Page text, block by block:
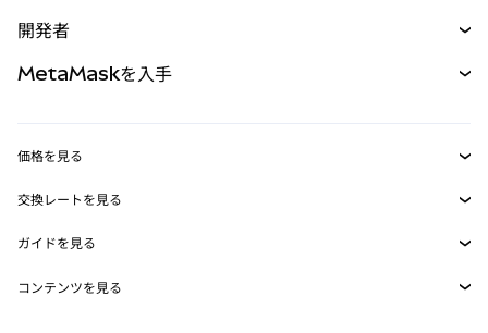
パーペチュアル
RWA
開発者
MetaMask Connect
Snaps
Web3サービス
MetaMaskを入手
セキュリティ
サポート
価格を見る
イーサリアムの価格
Solanaの価格
交換レートを見る
ETH→USD
USDT→INR
ガイドを見る
ETHの購入
コンテンツを見る